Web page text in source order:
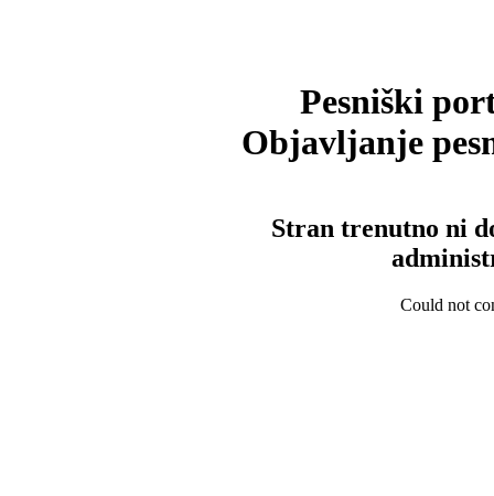
Pesniški
Objavljanje
Stran trenutno ni
Could not